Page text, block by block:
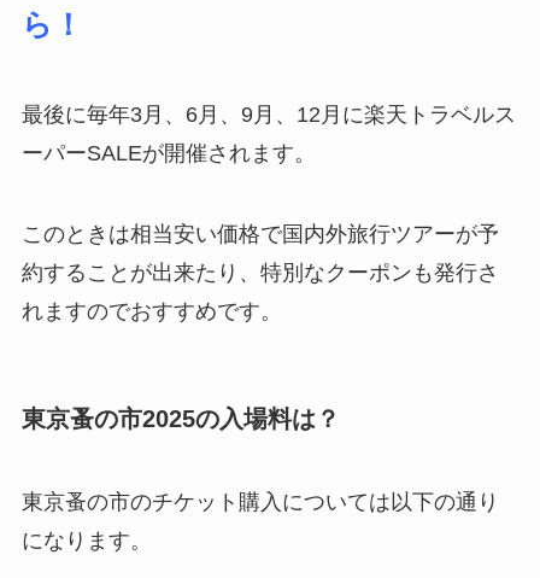
ら！
最後に毎年3月、6月、9月、12月に楽天トラベルス
ーパーSALEが開催されます。
このときは相当安い価格で国内外旅行ツアーが予
約することが出来たり、特別なクーポンも発行さ
れますのでおすすめです。
東京蚤の市2025の入場料は？
東京蚤の市のチケット購入については以下の通り
になります。